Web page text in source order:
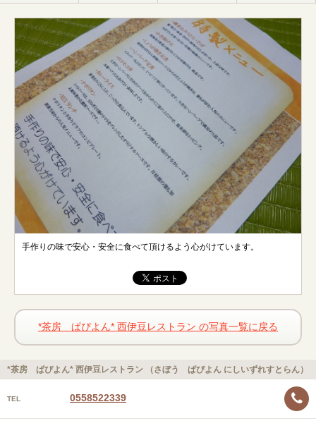
手作りの味で安心・安全に食べて頂けるよう心がけています。
*茶房 ぱぴよん* 西伊豆レストラン の写真一覧に戻る
*茶房 ぱぴよん* 西伊豆レストラン （さぼう ぱぴよん にしいずれすとらん）
TEL 0558522339